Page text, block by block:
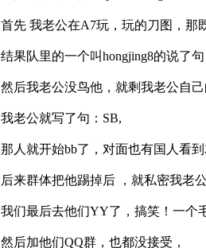
首先 我老公在A7玩，玩的刀图，那
结果队里的一个叫hongjing8的说了
然后我老公没鸟他，就剩我老公自己
我老公就写了句：SB,
那人就开始bb了，对面也有国人看
后来群体把他踢掉后 ，就私密我老
我们最后去他们YY了，搞笑！一个
然后加他们QQ群，也都没接受，